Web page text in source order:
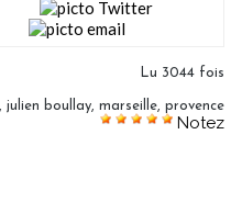
Lu 3044 fois
julien boullay marseille provence
Notez